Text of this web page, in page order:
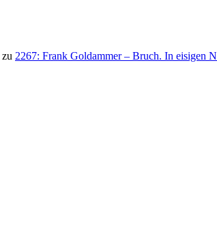
zu 2267: Frank Goldammer – Bruch. In eisigen